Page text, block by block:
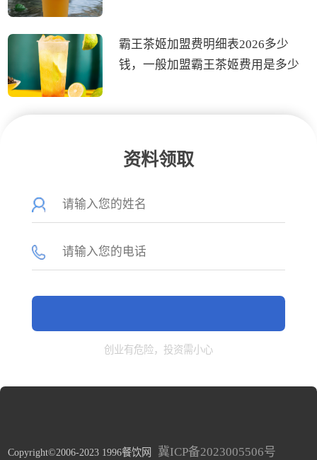
霸王茶姬加盟费明细表2026多少
钱，一般加盟霸王茶姬费用是多少
资料领取
创业有危险，投资需小心
Copyright©2006-2023 1996餐饮网 冀ICP备2023005506号